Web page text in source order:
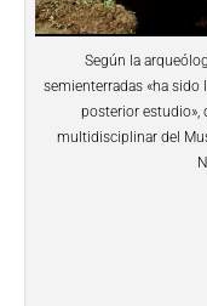
Según la
semienterradas «ha sido
posterior estudio»,
multidisciplinar del